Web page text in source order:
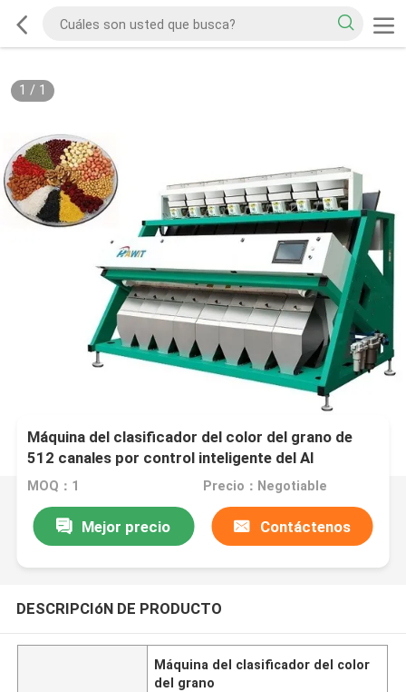
1 / 1
Máquina del clasificador del color del grano de
512 canales por control inteligente del AI
MOQ：1 Precio：Negotiable
Mejor precio Contáctenos
DESCRIPCIóN DE PRODUCTO
Máquina del clasificador del color
del grano